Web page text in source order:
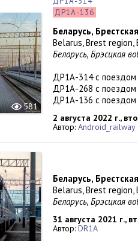
581
ДР1А-136
Беларусь,
Belarus, Brest
Беларусь, Брэсцкая
ДР1А-314 с
ДР1А-268 с поездом
ДР1А-136 с
2 августа 2022 г.,
Автор: Android_railway
Беларусь,
Belarus, Brest
Беларусь, Брэсцкая
31 августа 2021 г.,
Автор: DR1A